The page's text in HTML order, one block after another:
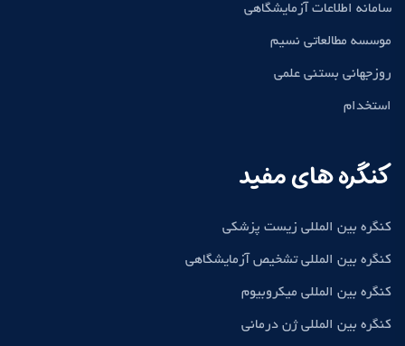
سامانه اطلاعات آزمایشگاهی
موسسه مطالعاتی نسیم
روزجهانی بستنی علمی
استخدام
کنگره های مفید
کنگره بین المللی زیست پزشکی
کنگره بین المللی تشخیص آزمایشگاهی
کنگره بین المللی میکروبیوم
کنگره بین المللی ژن درمانی